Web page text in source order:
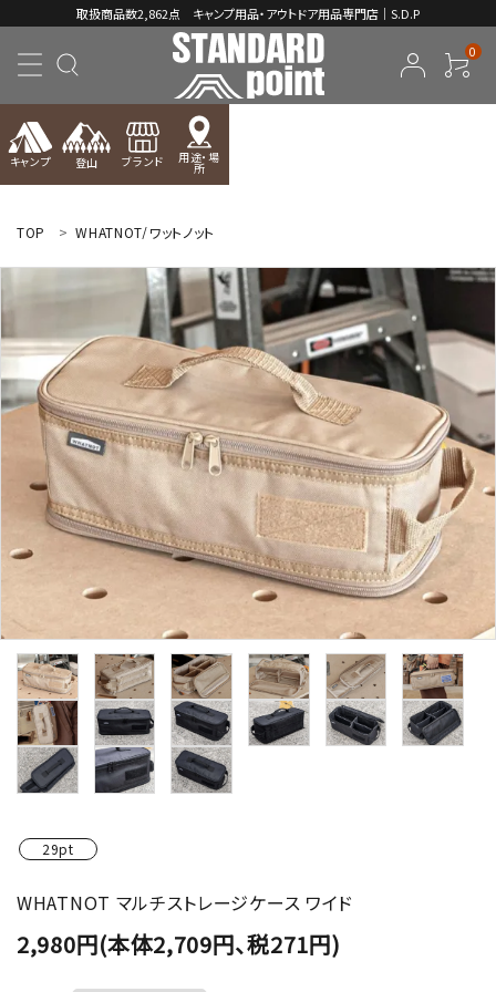
取扱商品数2,862点 キャンプ用品・アウトドア用品専門店｜S.D.P
0
キャンプ 登山 ブランド 用途・場
所
ようこそ ゲスト 様
meeting_room ログイン person 新規会員登録
コンテンツ
INFORMATION
TOP WHATNOT/ワットノット
29pt
WHATNOT マルチストレージケース ワイド
2,980円(本体2,709円、税271円)